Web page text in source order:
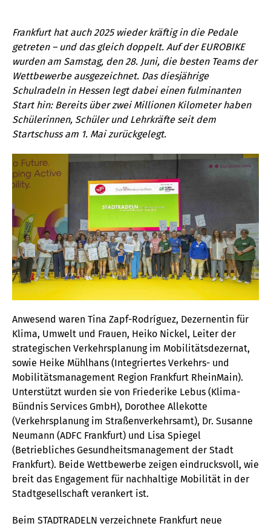
Frankfurt hat auch 2025 wieder kräftig in die Pedale
getreten – und das gleich doppelt. Auf der EUROBIKE
wurden am Samstag, den 28. Juni, die besten Teams der
Wettbewerbe ausgezeichnet. Das diesjährige
Schulradeln in Hessen legt dabei einen fulminanten
Start hin: Bereits über zwei Millionen Kilometer haben
Schülerinnen, Schüler und Lehrkräfte seit dem
Startschuss am 1. Mai zurückgelegt.
Anwesend waren Tina Zapf-Rodríguez, Dezernentin für
Klima, Umwelt und Frauen, Heiko Nickel, Leiter der
strategischen Verkehrsplanung im Mobilitätsdezernat,
sowie Heike Mühlhans (Integriertes Verkehrs- und
Mobilitätsmanagement Region Frankfurt RheinMain).
Unterstützt wurden sie von Friederike Lebus (Klima-
Bündnis Services GmbH), Dorothee Allekotte
(Verkehrsplanung im Straßenverkehrsamt), Dr. Susanne
Neumann (ADFC Frankfurt) und Lisa Spiegel
(Betriebliches Gesundheitsmanagement der Stadt
Frankfurt). Beide Wettbewerbe zeigen eindrucksvoll, wie
breit das Engagement für nachhaltige Mobilität in der
Stadtgesellschaft verankert ist.
Beim STADTRADELN verzeichnete Frankfurt neue